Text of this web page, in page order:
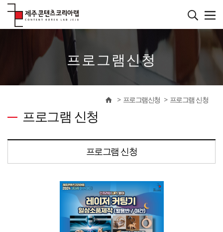
본
문
프로그램신청
프로그램 신청
프로그램신청 프로그램 신청
프로그램 신청